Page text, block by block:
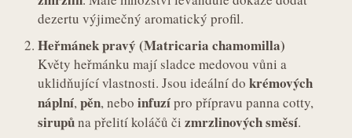
dezertu výjimečný aromatický profil.
Heřmánek pravý (Matricaria chamomilla)
Květy heřmánku mají sladce medovou vůni a
uklidňující vlastnosti. Jsou ideální do krémových
náplní,pěn, nebo infuzípro přípravu panna cotty,
sirupůna přelití koláčů či zmrzlinových směsí.